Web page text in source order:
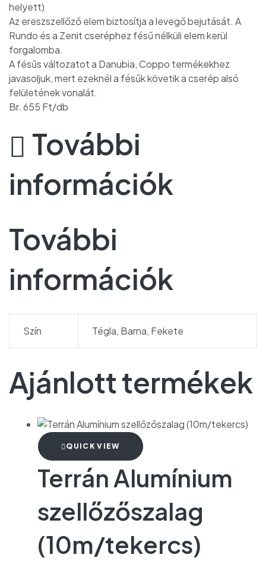
helyett)
Az ereszszellőző elem biztosítja a levegő bejutását. A
Rundo és a Zenit cseréphez fésű nélküli elem kerül
forgalomba.
A fésűs változatot a Danubia, Coppo termékekhez
javasoljuk, mert ezeknél a fésűk követik a cserép alsó
felületének vonalát.
Br. 655 Ft/db
További
információk
További
információk
Szín Tégla, Barna, Fekete
Ajánlott termékek
QUICK VIEW
Terrán Alumínium
szellőzőszalag
(10m/tekercs)